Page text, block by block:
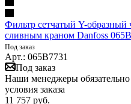
Фильтр сетчатый Y-
сливным краном Danfoss
Под заказ
Арт.: 065B7731
Под заказ
Наши менеджеры
условия заказа
11 757 руб.